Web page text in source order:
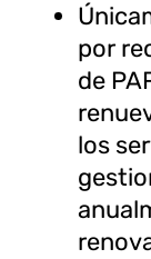
por
de
los